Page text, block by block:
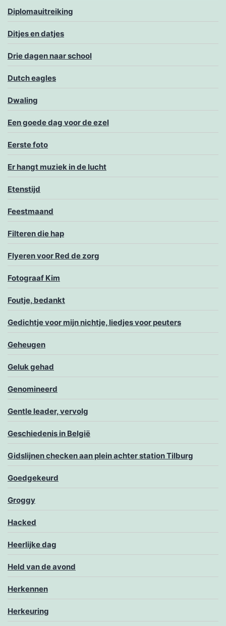
Diplomauitreiking
Ditjes en datjes
Drie dagen naar school
Dutch eagles
Dwaling
Een goede dag voor de ezel
Eerste foto
Er hangt muziek in de lucht
Etenstijd
Feestmaand
Filteren die hap
Flyeren voor Red de zorg
Fotograaf Kim
Foutje, bedankt
Gedichtje voor mijn nichtje, liedjes voor peuters
Geheugen
Geluk gehad
Genomineerd
Gentle leader, vervolg
Geschiedenis in België
Gidslijnen checken aan plein achter station Tilburg
Goedgekeurd
Groggy
Hacked
Heerlijke dag
Held van de avond
Herkennen
Herkeuring